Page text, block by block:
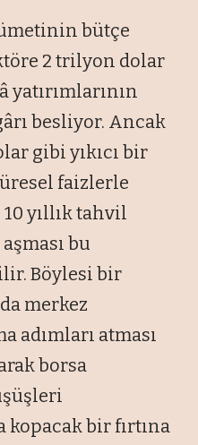
bütçe
2 trilyon dolar
yatırımlarının
besliyor. Ancak
gibi yıkıcı bir
faizlerle
yıllık tahvil
bu
Böylesi bir
merkez
adımları atması
borsa
kopacak bir fırtına